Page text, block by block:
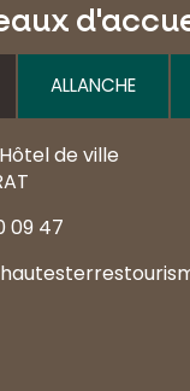
ALLANCHE
de ville
09 47